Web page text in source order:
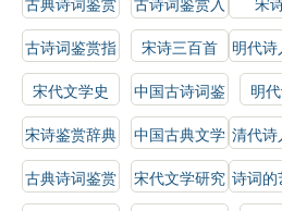
门
古诗词鉴赏指
南
宋诗三百首 明代
宋代文学史
中国古诗词鉴
赏
明
宋诗鉴赏辞典
中国古典文学
作品选
清代
古典诗词鉴赏
宋代文学研究 诗词